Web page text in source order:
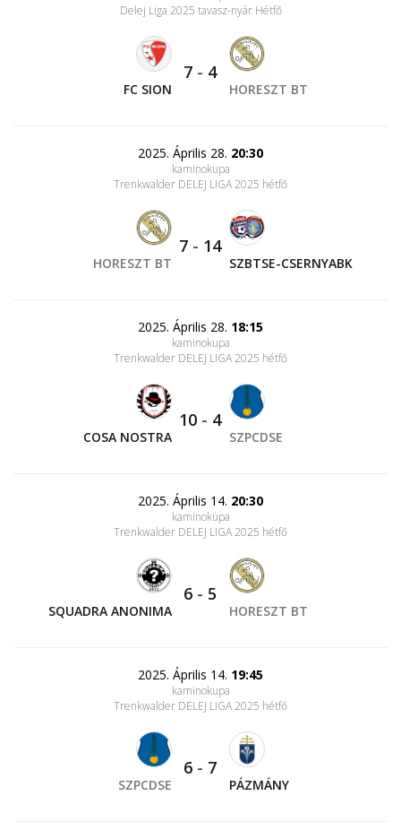
Delej Liga 2025 tavasz-nyár Hétfő
FC SION
7 - 4
HORESZT BT
2025. Április 28. 20:30
kaminokupa
Trenkwalder DELEJ LIGA 2025 hétfő
HORESZT BT
7 - 14
SZBTSE-CSERNYABK
2025. Április 28. 18:15
kaminokupa
Trenkwalder DELEJ LIGA 2025 hétfő
COSA NOSTRA
10 - 4
SZPCDSE
2025. Április 14. 20:30
kaminokupa
Trenkwalder DELEJ LIGA 2025 hétfő
SQUADRA ANONIMA
6 - 5
HORESZT BT
2025. Április 14. 19:45
kaminokupa
Trenkwalder DELEJ LIGA 2025 hétfő
SZPCDSE
6 - 7
PÁZMÁNY